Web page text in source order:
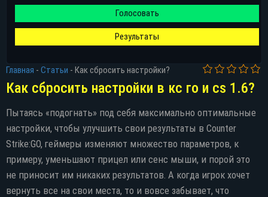
Голосовать
Результаты
Главная - Статьи - Как сбросить настройки?
Как сбросить настройки в кс го и cs 1.6?
Пытаясь «подогнать» под себя максимально оптимальные
настройки, чтобы улучшить свои результаты в Counter
Strike:GO, геймеры изменяют множество параметров, к
примеру, уменьшают прицел или сенс мыши, и порой это
не приносит им никаких результатов. А когда игрок хочет
вернуть все на свои места, то и вовсе забывает, что